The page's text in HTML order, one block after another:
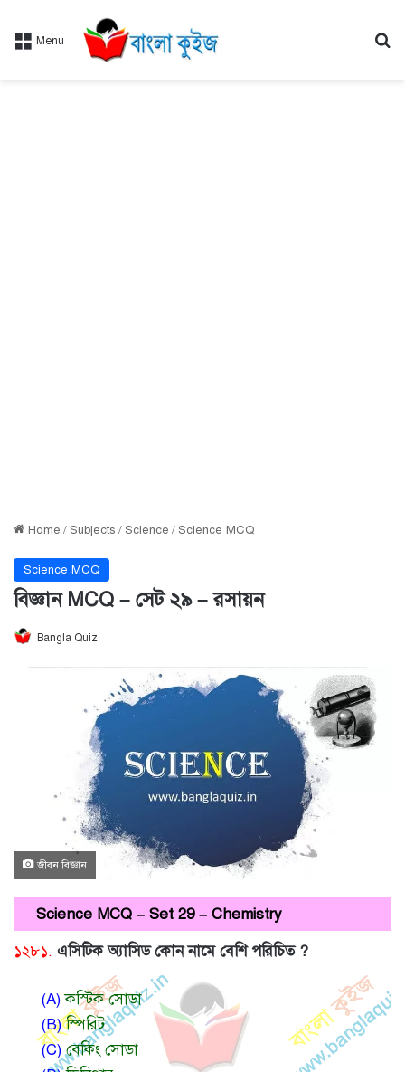
Menu
Home / Subjects / Science / Science MCQ
Science MCQ
বিজ্ঞান MCQ – সেট ২৯ – রসায়ন
Bangla Quiz
জীবন বিজ্ঞান
Science MCQ – Set 29 – Chemistry
১২৮১. এসিটিক অ্যাসিড কোন নামে বেশি পরিচিত ?
(A)কস্টিক সোডা
(B)স্পিরিট
(C)বেকিং সোডা